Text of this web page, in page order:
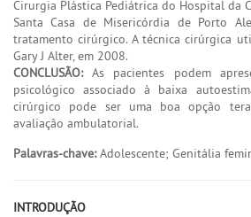
Cirurgia Plástica Pediátrica do Hospital da
Santa Casa de Misericórdia de Porto
tratamento cirúrgico. A técnica cirúrgica
Gary J Alter, em 2008.
CONCLUSÃO:As pacientes podem
psicológico associado à baixa
cirúrgico pode ser uma boa opção
avaliação ambulatorial.
Palavras-chave:Adolescente; Genitália
INTRODUÇÃO